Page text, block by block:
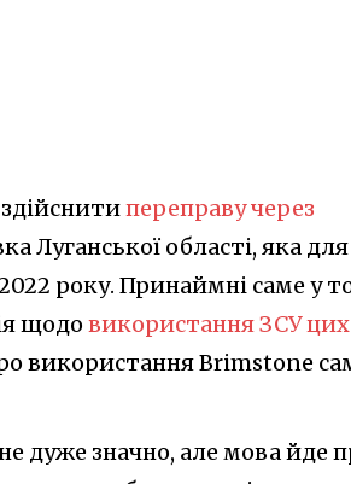
переправу через
Луганської області, яка для
року. Принаймні саме у
щодо використання ЗСУ цих
використання Brimstone
дуже значно, але мова йде